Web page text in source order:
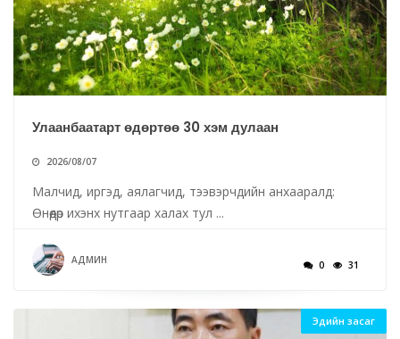
Улаанбаатарт өдөртөө 30 хэм дулаан
2026/08/07
Малчид, иргэд, аялагчид, тээвэрчдийн анхааралд:
Өнөөдөр ихэнх нутгаар халах тул ...
АДМИН 0 31
Эдийн засаг